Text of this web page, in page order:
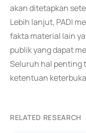
akan ditetapkan
Lebih lanjut, PADI
fakta material lain
publik yang dapat
Seluruh hal penting
ketentuan
RELATED RESEARCH